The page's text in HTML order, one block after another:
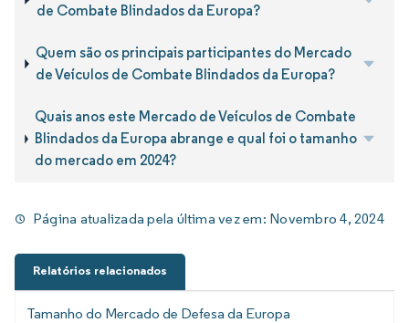
de Combate Blindados da Europa?
Quem são os principais participantes do Mercado
de Veículos de Combate Blindados da Europa?
Quais anos este Mercado de Veículos de Combate
Blindados da Europa abrange e qual foi o tamanho
do mercado em 2024?
Página atualizada pela última vez em: Novembro 4, 2024
Relatórios relacionados
Tamanho do Mercado de Defesa da Europa